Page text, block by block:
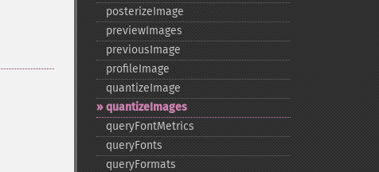
posterizeImage
previewImages
previousImage
profileImage
quantizeImage
quantizeImages
queryFontMetrics
queryFonts
queryFormats